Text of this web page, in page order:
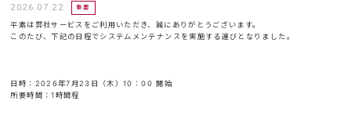
2026.07.22 重要
平素は弊社サービスをご利用いただき、誠にありがとうございます。
このたび、下記の日程でシステムメンテナンスを実施する運びとなりました。
日時：2026年7月23日（木）10：00 開始
所要時間：1時間程